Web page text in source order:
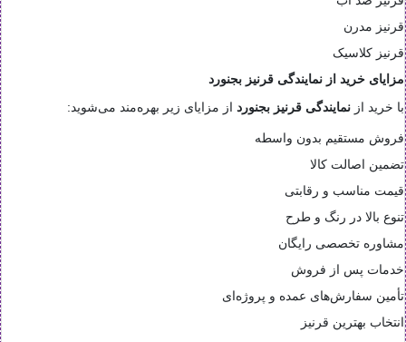
قرنیز مدرن
قرنیز کلاسیک
مزایای خرید از نمایندگی قرنیز بجنورد
با خرید از نمایندگی قرنیز بجنورد از مزایای زیر بهره‌مند می‌شوید:
فروش مستقیم بدون واسطه
تضمین اصالت کالا
قیمت مناسب و رقابتی
تنوع بالا در رنگ و طرح
مشاوره تخصصی رایگان
خدمات پس از فروش
تأمین سفارش‌های عمده و پروژه‌ای
انتخاب بهترین قرنیز